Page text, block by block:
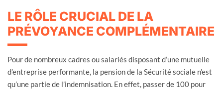
LE RÔLE CRUCIAL DE LA
PRÉVOYANCE COMPLÉMENTAIRE
Pour de nombreux cadres ou salariés disposant d’une mutuelle
d’entreprise performante, la pension de la Sécurité sociale n’est
qu’une partie de l’indemnisation. En effet, passer de 100 pour